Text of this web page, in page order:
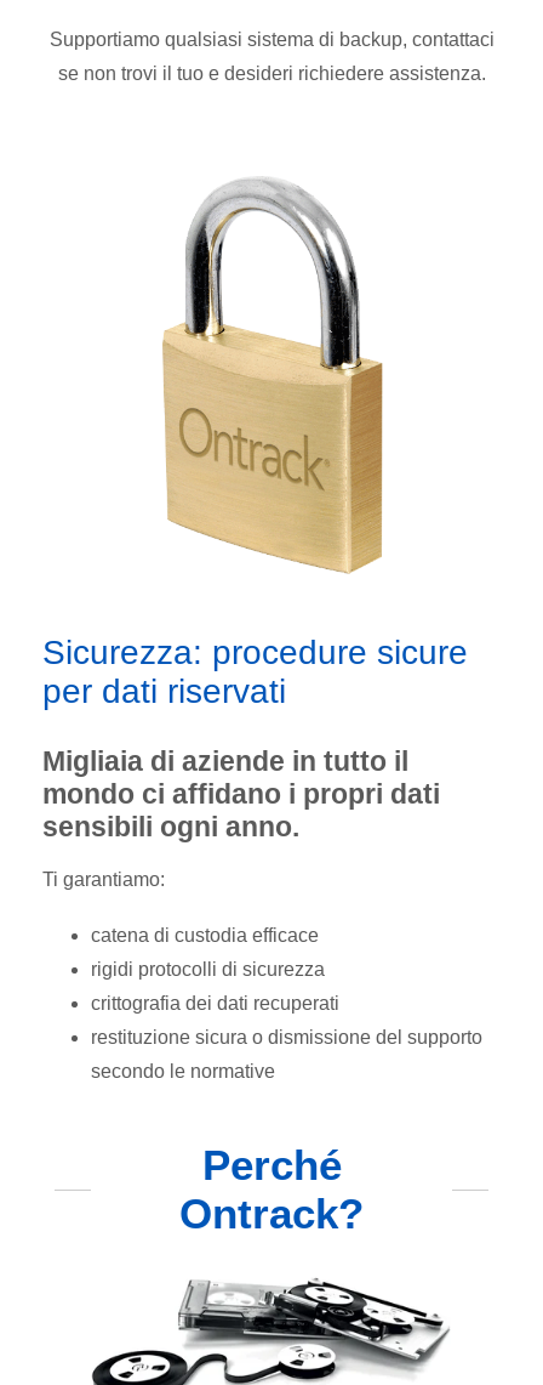
Supportiamo qualsiasi sistema di backup, contattaci
se non trovi il tuo e desideri richiedere assistenza.
Sicurezza: procedure sicure
per dati riservati
Migliaia di aziende in tutto il
mondo ci affidano i propri dati
sensibili ogni anno.
Ti garantiamo:
catena di custodia efficace
rigidi protocolli di sicurezza
crittografia dei dati recuperati
restituzione sicura o dismissione del supporto
secondo le normative
Perché
Ontrack?